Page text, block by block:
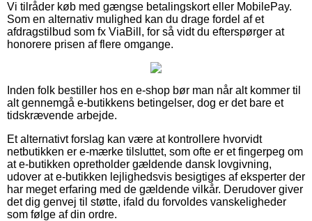
Vi tilråder køb med gængse betalingskort eller MobilePay.
Som en alternativ mulighed kan du drage fordel af et
afdragstilbud som fx ViaBill, for så vidt du efterspørger at
honorere prisen af flere omgange.
Inden folk bestiller hos en e-shop bør man når alt kommer til
alt gennemgå e-butikkens betingelser, dog er det bare et
tidskrævende arbejde.
Et alternativt forslag kan være at kontrollere hvorvidt
netbutikken er e-mærke tilsluttet, som ofte er et fingerpeg om
at e-butikken opretholder gældende dansk lovgivning,
udover at e-butikken lejlighedsvis besigtiges af eksperter der
har meget erfaring med de gældende vilkår. Derudover giver
det dig genvej til støtte, ifald du forvoldes vanskeligheder
som følge af din ordre.